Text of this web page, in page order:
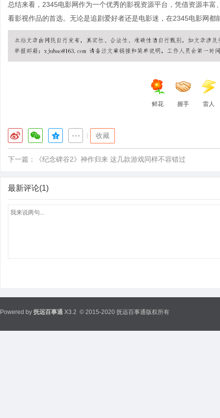
总结来看，2345电影网作为一个优秀的影视资源平台，凭借资源丰
看影视作品的首选。无论是追剧爱好者还是电影迷，在2345电影网
鲜花 握手 雷人
收藏
下一篇： 《纪念碑谷2》神作归来 这几款游戏同样不容错过
最新评论(1)
Powered by 抚远百事通 X3.2 © 2015-2020 抚远百事通版权所有